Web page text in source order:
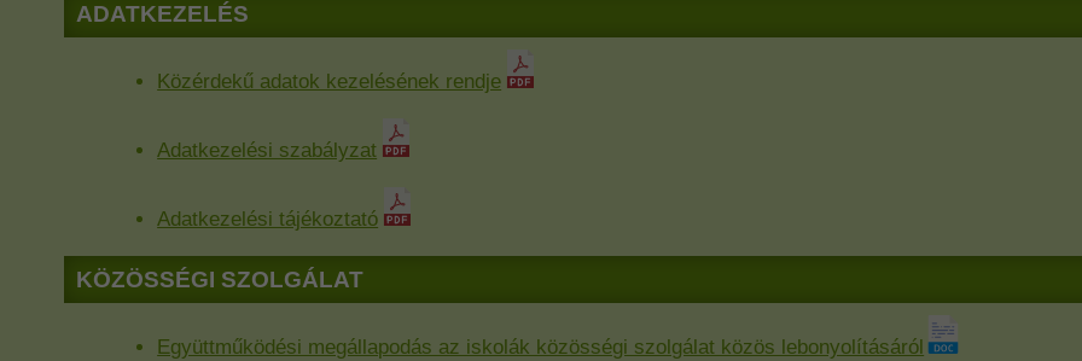
ADATKEZELÉS
Közérdekű adatok kezelésének rendje
Adatkezelési szabályzat
Adatkezelési tájékoztató
KÖZÖSSÉGI SZOLGÁLAT
Együttműködési megállapodás az iskolák közösségi szolgálat közös lebonyolításáról